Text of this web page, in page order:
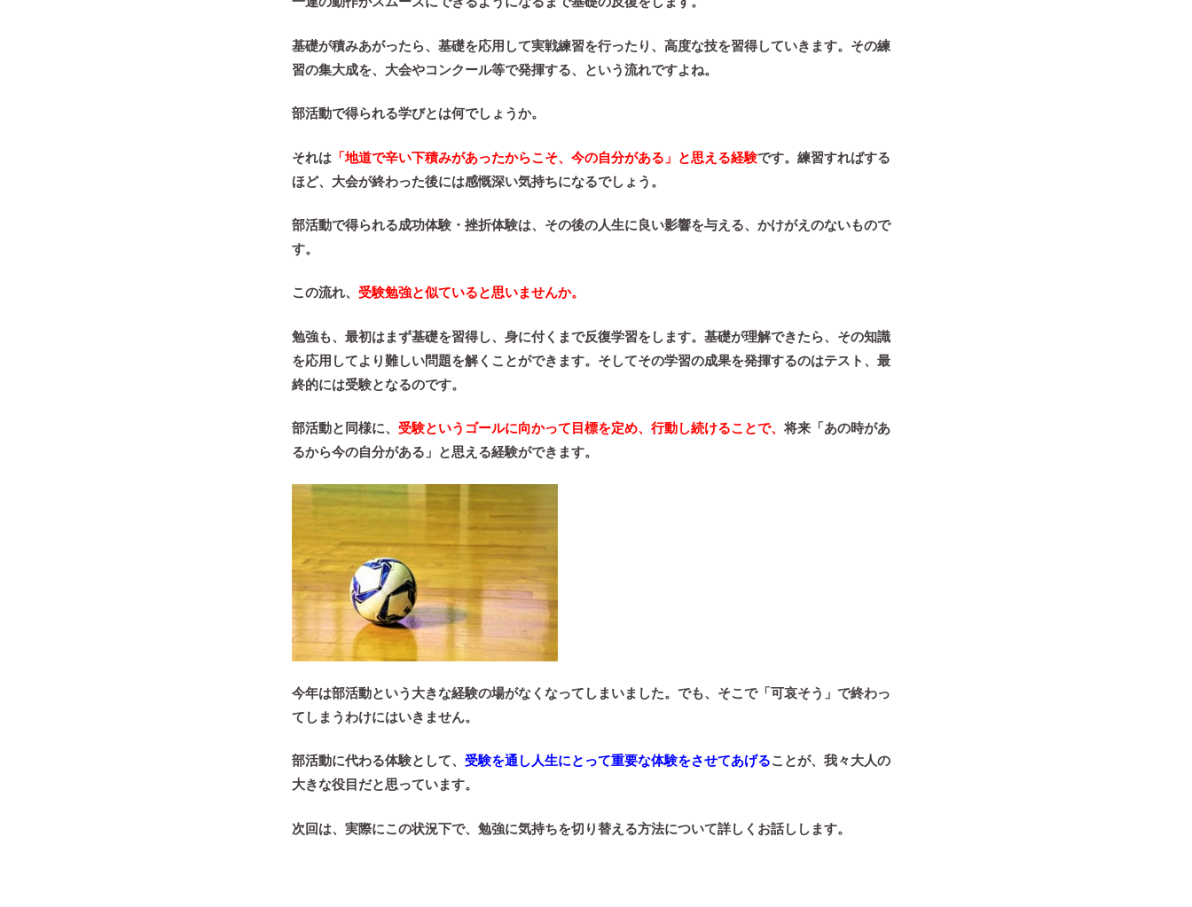
基礎が積みあがったら、 基礎を応用して実戦練習を行ったり、高度な技を習得していきます。 その練
習の集大成を、大会やコンクール等で発揮する、という流れですよね。
部活動で得られる学びとは何でしょうか。
それは 「地道で辛い下積みがあったからこそ、今の自分がある」と思える経験です。練習すればする
ほど、大会が終わった後には感慨深い気持ちになるでしょう。
部活動で得られる成功体験・挫折体験は、その後の人生に良い影響を与える、かけがえのないもので
す。
この流れ、 受験勉強と似ていると思いませんか。
勉強も、最初はまず基礎を習得し、身に付くまで反復学習をします。 基礎が理解できたら、その知識
を応用してより難しい問題を解くことができます。 そしてその学習の成果を発揮するのはテスト、 最
終的には受験となるのです。
部活動と同様に、 受験というゴールに向かって目標を定め、行動し続けることで、将来「あの時があ
るから今の自分がある」と思える経験ができます。
今年は部活動という大きな経験の場がなくなってしまいました。 でも、そこで「可哀そう」で終わっ
てしまうわけにはいきません。
部活動に代わる体験として、 受験を通し人生にとって重要な体験をさせてあげることが、我々大人の
大きな役目だと思っています。
次回は、実際にこの状況下で、勉強に気持ちを切り替える方法について詳しくお話しします。